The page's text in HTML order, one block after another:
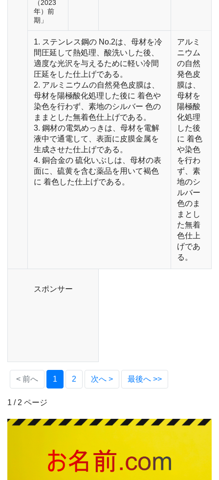
（2023
年）前
期」
1. ステンレス鋼の No.2は、母材を冷
間圧延して熱処理、酸洗いした後、
適度な光沢を与えるために軽い冷間
圧延をした仕上げである。
2. アルミニウムの自然発色皮膜は、
母材を陽極酸化処理した後に 着色や
染色を行わず、素地のシルバー 色の
ままとした無着色仕上げである。
3. 鋼材の電気めっきは、母材を電解
液中で通電して、表面に皮膜金属を
生成させた仕上げである。
4. 銅合金の 硫化いぶしは、母材の表
面に、硫黄を含む薬品を用いて褐色
に 着色した仕上げである。
アルミ
ニウム
の自然
発色皮
膜は、
母材を
陽極酸
化処理
した後
に 着色
や染色
を行わ
ず、素
地のシ
ルバー
色のま
まとし
た無着
色仕上
げであ
る。
スポンサー
< 前へ 1 (current)
2 次へ > 最後へ >>
1 / 2 ページ